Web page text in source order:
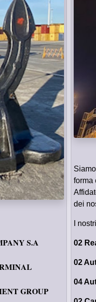
S.A
TERMINAL
GROUP
forma
dei
I
02
02
04